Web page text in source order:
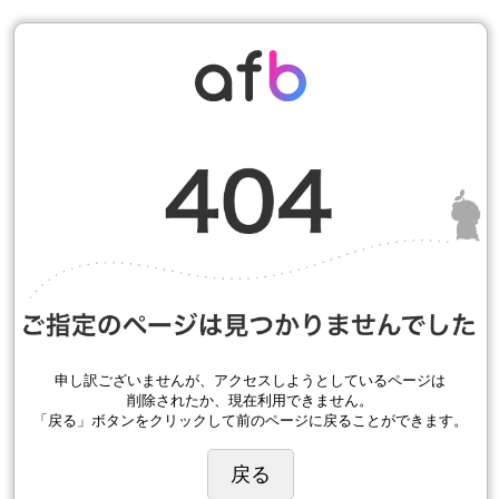
申し訳ございませんが、アクセスしようとしているページは
削除されたか、現在利用できません。
「戻る」ボタンをクリックして前のページに戻ることができます。
戻る